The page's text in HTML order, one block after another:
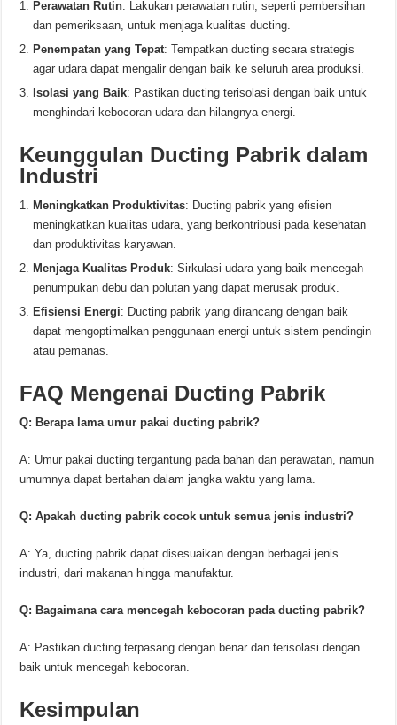
Perawatan Rutin: Lakukan perawatan rutin, seperti pembersihan
dan pemeriksaan, untuk menjaga kualitas ducting.
Penempatan yang Tepat: Tempatkan ducting secara strategis
agar udara dapat mengalir dengan baik ke seluruh area produksi.
Isolasi yang Baik: Pastikan ducting terisolasi dengan baik untuk
menghindari kebocoran udara dan hilangnya energi.
Keunggulan Ducting Pabrik dalam
Industri
Meningkatkan Produktivitas: Ducting pabrik yang efisien
meningkatkan kualitas udara, yang berkontribusi pada kesehatan
dan produktivitas karyawan.
Menjaga Kualitas Produk: Sirkulasi udara yang baik mencegah
penumpukan debu dan polutan yang dapat merusak produk.
Efisiensi Energi: Ducting pabrik yang dirancang dengan baik
dapat mengoptimalkan penggunaan energi untuk sistem pendingin
atau pemanas.
FAQ Mengenai Ducting Pabrik
Q: Berapa lama umur pakai ducting pabrik?
A: Umur pakai ducting tergantung pada bahan dan perawatan, namun
umumnya dapat bertahan dalam jangka waktu yang lama.
Q: Apakah ducting pabrik cocok untuk semua jenis industri?
A: Ya, ducting pabrik dapat disesuaikan dengan berbagai jenis
industri, dari makanan hingga manufaktur.
Q: Bagaimana cara mencegah kebocoran pada ducting pabrik?
A: Pastikan ducting terpasang dengan benar dan terisolasi dengan
baik untuk mencegah kebocoran.
Kesimpulan